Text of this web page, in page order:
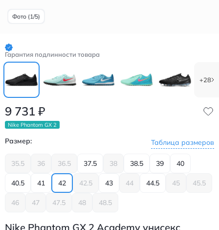
Фото (1/5)
Гарантия подлинности товара
+28
9 731 ₽
Nike Phantom GX 2
Размер: Таблица размеров
35.5 36 36.5 37.5 38 38.5 39 40
40.5 41 42 42.5 43 44 44.5 45 45.5
46 47 47.5 48 48.5
Nike Phantom GX 2 Academy унисекс